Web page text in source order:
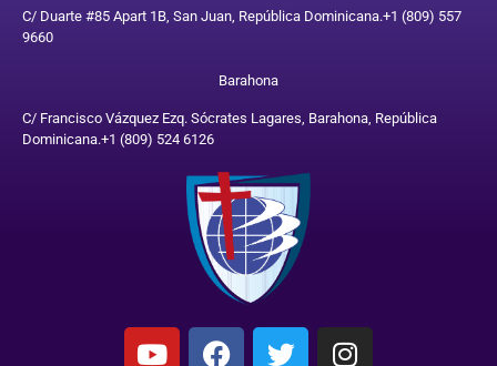
C/ Duarte #85 Apart 1B, San Juan, República Dominicana.+1 (809) 557
9660
Barahona
C/ Francisco Vázquez Ezq. Sócrates Lagares, Barahona, República
Dominicana.+1 (809) 524 6126